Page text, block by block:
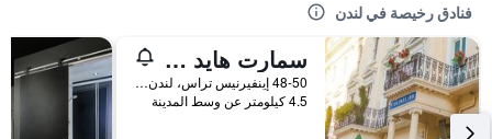
فنادق رخيصة في لندن
سمارت هايد بارك إن هوستل
48-50 إينفيرنيس تراس، لندن ، المملكة المتحدة, لندن, المملكة المتحدة
4.5 كيلومتر عن وسط المدينة